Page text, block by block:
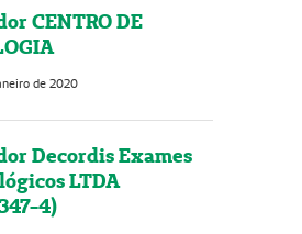
CENTRO DE
de 2020
Decordis Exames
LTDA
4)